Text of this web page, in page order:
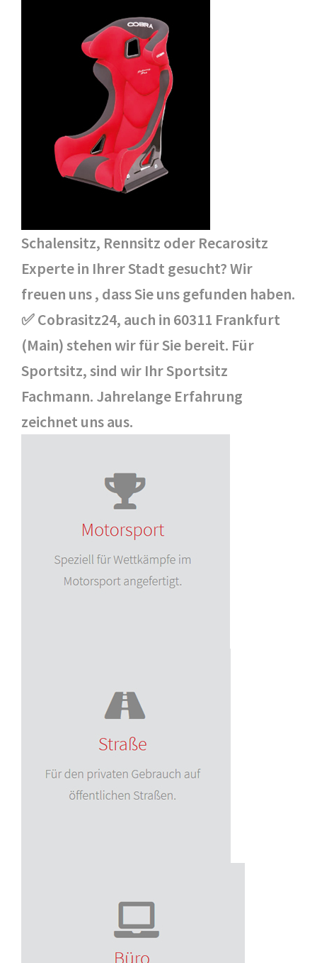
Schalensitz, Rennsitz oder Recarositz
Experte in Ihrer Stadt gesucht? Wir
freuen uns , dass Sie uns gefunden haben.
✅ Cobrasitz24, auch in 60311 Frankfurt
(Main) stehen wir für Sie bereit. Für
Sportsitz, sind wir Ihr Sportsitz
Fachmann. Jahrelange Erfahrung
zeichnet uns aus.